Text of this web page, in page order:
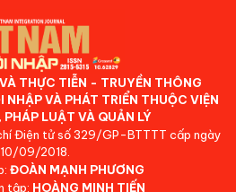
THỰC TIỄN - TRUYỀN THÔNG
NHẬP VÀ PHÁT TRIỂN THUỘC VIỆN
PHÁP LUẬT VÀ QUẢN LÝ
Điện tử số 329/GP-BTTTT cấp ngày
10/09/2018.
ĐOÀN MẠNH PHƯƠNG
tập: HOÀNG MINH TIẾN